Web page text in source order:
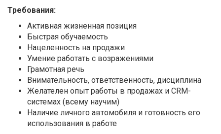
Требования:
Активная жизненная позиция
Быстрая обучаемость
Нацеленность на продажи
Умение работать с возражениями
Грамотная речь
Внимательность, ответственность, дисциплина
Желателен опыт работы в продажах и CRM-
системах (всему научим)
Наличие личного автомобиля и готовность его
использования в работе